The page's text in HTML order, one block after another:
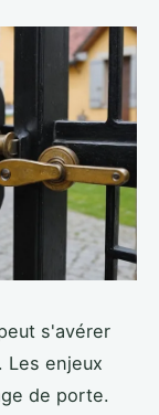
s'avérer
Les enjeux
de porte.